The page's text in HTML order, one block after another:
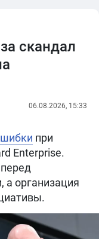
скандал
06.08.2026, 15:33
при
Enterprise.
организация